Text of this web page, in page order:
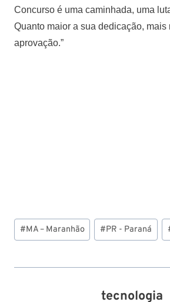
Concurso é uma caminhada, uma
Quanto maior a sua dedicação, mais
aprovação.”
Tags
do
#MA – Maranhão #PR - Paraná
tecnologia